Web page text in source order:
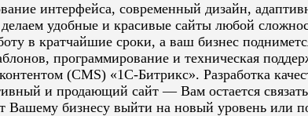
интерфейса, современный дизайн,
удобные и красивые сайты любой
в кратчайшие сроки, а ваш бизнес
программирование и техническая
(CMS) «1С-Битрикс». Разработка
и продающий сайт — Вам остается
Вашему бизнесу выйти на новый уровень